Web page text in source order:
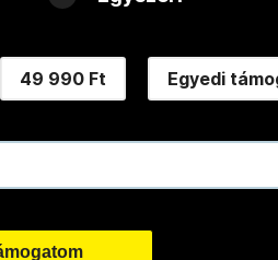
49 990 Ft Egyedi